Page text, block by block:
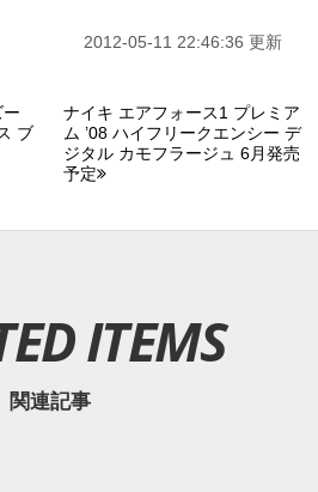
2012-05-11 22:46:36 更新
ー
ブ
ナイキ エアフォース1 プレミア
ム ’08 ハイフリークエンシー デ
ジタル カモフラージュ 6月発売
予定
ITEMS
関連記事